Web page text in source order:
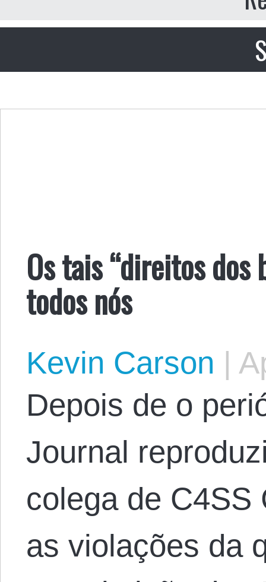
Os tais “direitos dos
todos nós
Kevin Carson |
Depois de o
Journal
colega de C4SS
as violações da